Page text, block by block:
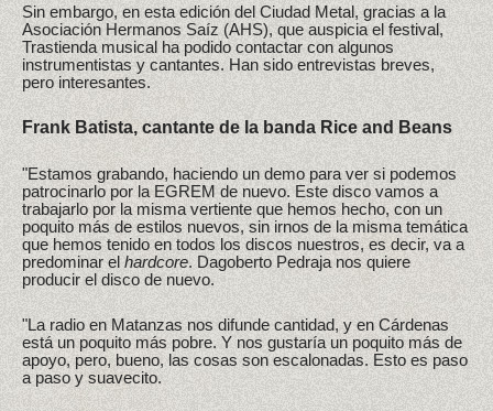
Sin embargo, en esta edición del Ciudad Metal, gracias a la
Asociación Hermanos Saíz (AHS), que auspicia el festival,
Trastienda musical ha podido contactar con algunos
instrumentistas y cantantes. Han sido entrevistas breves,
pero interesantes.
Frank Batista, cantante de la banda Rice and Beans
"Estamos grabando, haciendo un demo para ver si podemos
patrocinarlo por la EGREM de nuevo. Este disco vamos a
trabajarlo por la misma vertiente que hemos hecho, con un
poquito más de estilos nuevos, sin irnos de la misma temática
que hemos tenido en todos los discos nuestros, es decir, va a
predominar elhardcore. Dagoberto Pedraja nos quiere
producir el disco de nuevo.
"La radio en Matanzas nos difunde cantidad, y en Cárdenas
está un poquito más pobre. Y nos gustaría un poquito más de
apoyo, pero, bueno, las cosas son escalonadas. Esto es paso
a paso y suavecito.